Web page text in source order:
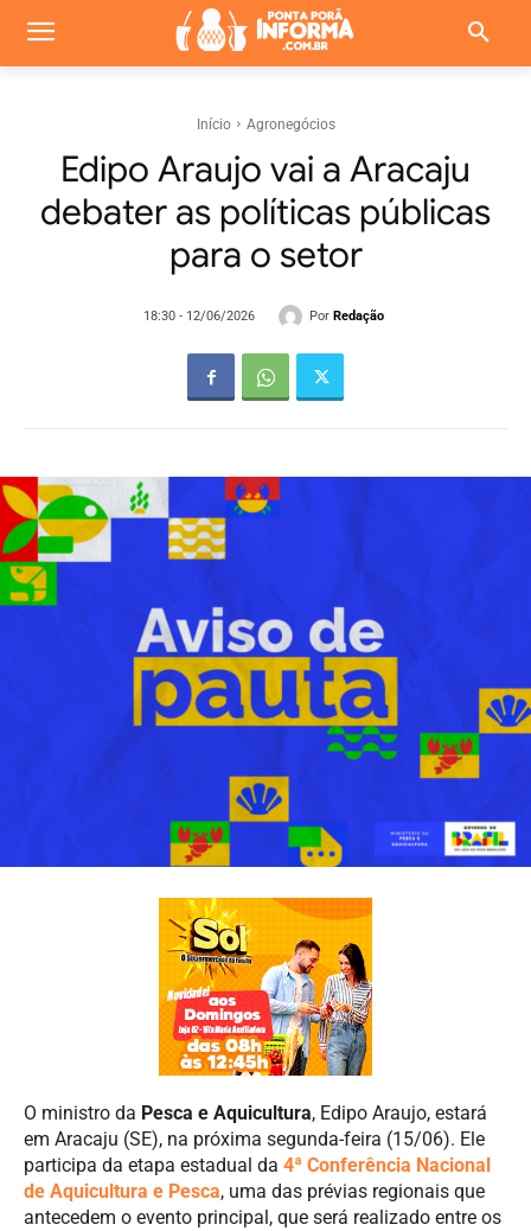
Início Agronegócios
Edipo Araujo vai a Aracaju
debater as políticas públicas
para o setor
18:30 - 12/06/2026 Por Redação
O ministro da Pesca e Aquicultura, Edipo Araujo, estará
em Aracaju (SE), na próxima segunda-feira (15/06). Ele
participa da etapa estadual da 4ª Conferência Nacional
de Aquicultura e Pesca, uma das prévias regionais que
antecedem o evento principal, que será realizado entre os